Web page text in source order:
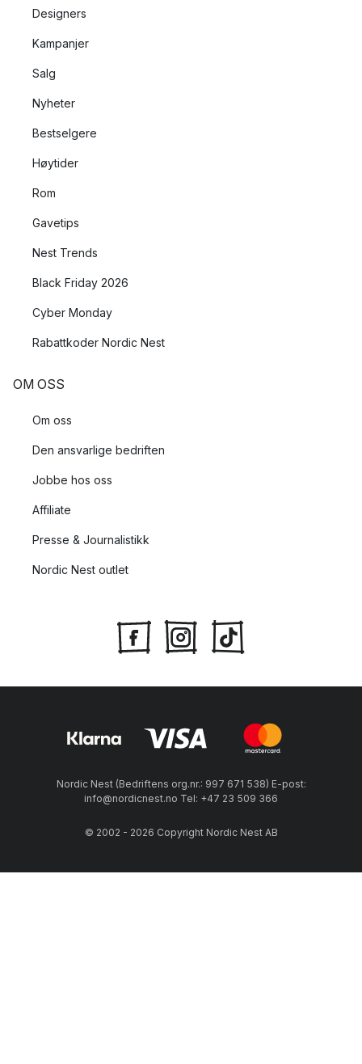
Designers
Kampanjer
Salg
Nyheter
Bestselgere
Høytider
Rom
Gavetips
Nest Trends
Black Friday 2026
Cyber Monday
Rabattkoder Nordic Nest
OM OSS
Om oss
Den ansvarlige bedriften
Jobbe hos oss
Affiliate
Presse & Journalistikk
Nordic Nest outlet
Nordic Nest (Bedriftens org.nr.: 997 671 538) E-post:
info@nordicnest.no Tel: +47 23 509 366
© 2002 - 2026 Copyright Nordic Nest AB